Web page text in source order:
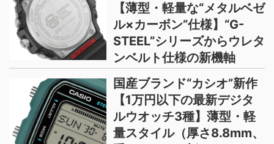
【薄型・軽量な“メタルベゼ
ル×カーボン”仕様】“G-
STEEL”シリーズからウレタ
ンベルト仕様の新機軸
国産ブランド“カシオ”新作
【1万円以下の最新デジタ
ルウオッチ3種】薄型・軽
量スタイル（厚さ8.8mm、